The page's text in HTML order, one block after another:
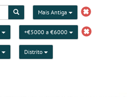
Mais Antiga
+€5000 a €6000
Distrito